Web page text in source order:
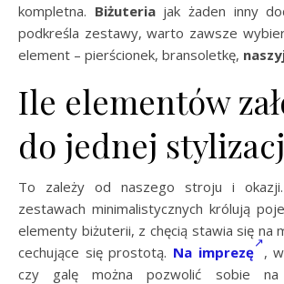
kompletna. Biżuteriajak żaden inny
podkreśla zestawy, warto zawsze
element – pierścionek, bransoletkę,
Ile elementów
do jednej
To zależy od naszego stroju i
zestawach minimalistycznych królują
elementy biżuterii, z chęcią stawia się na
cechujące się prostotą. Na imprezę
,
czy galę można pozwolić sobie